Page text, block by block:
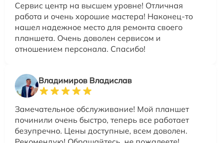
Сервис центр на высшем уровне! Отличная
работа и очень хорошие мастера! Наконец-то
нашел надежное место для ремонта своего
планшета. Очень доволен сервисом и
отношением персонала. Спасибо!
Владимиров Владислав
Замечательное обслуживание! Мой планшет
починили очень быстро, теперь все работает
безупречно. Цены доступные, всем доволен.